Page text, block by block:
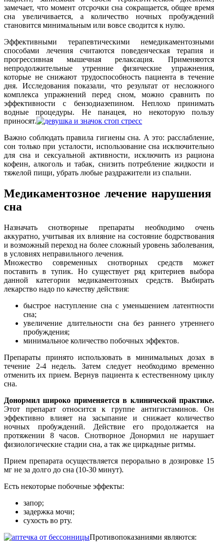
замечает, что момент отсрочки сна сокращается, общее время
сна увеличивается, а количество ночных пробуждений
становится минимальным или вовсе сводится к нулю.
Эффективными терапевтическими немедикаментозными
способами лечения считаются поведенческая терапия и
прогрессивная мышечная релаксация. Применяются
непродолжительные утренние физические упражнения,
которые не снижают трудоспособность пациента в течение
дня. Исследования показали, что результат от несложного
комплекса упражнений перед сном, можно сравнить по
эффективности с бензодиазепином. Неплохо принимать
водные процедуры. Не панацея, но некоторую пользу
приносят.
Важно соблюдать правила гигиены сна. А это: расслабление,
сон только при усталости, использование сна исключительно
для сна и сексуальной активности, исключить из рациона
кофеин, алкоголь и табак, снизить потребление жидкости и
тяжелой пищи, убрать любые раздражители из спальни.
Медикаментозное лечение нарушения
сна
Назначать снотворные препараты необходимо очень
аккуратно, учитывая их влияние на состояние бодрствования
и возможный переход на более сложный уровень заболевания,
в условиях неправильного лечения.
Множество современных снотворных средств может
поставить в тупик. Но существует ряд критериев выбора
данной категории медикаментозных средств. Выбирать
лекарство надо по качеству действия:
быстрое наступление сна с уменьшением латентности
сна;
увеличение длительности сна без раннего утреннего
пробуждения;
минимальное количество побочных эффектов.
Препараты принято использовать в минимальных дозах в
течение 2-4 недель. Затем следует необходимо временно
отменить их прием. Вернув пациента к естественному циклу
сна.
Донормил широко применяется в клинической практике.
Этот препарат относится к группе антигистаминов. Он
эффективно влияет на засыпание и снижает количество
ночных пробуждений. Действие его продолжается на
протяжении 8 часов. Снотворное Донормил не нарушает
физиологические стадии сна, а так же циркадные ритмы.
Прием препарата осуществляется перорально в дозировке 15
мг не за долго до сна (10-30 минут).
Есть некоторые побочные эффекты:
запор;
задержка мочи;
сухость во рту.
Противопоказаниями являются: